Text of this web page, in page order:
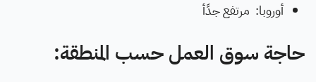
أوروبا: مرتفع جدًأ
حاجة سوق العمل حسب المنطقة: